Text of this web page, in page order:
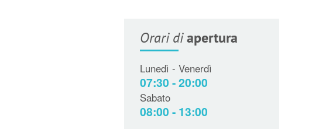
Orari diapertura
Lunedì - Venerdì
07:30 - 20:00
Sabato
08:00 - 13:00